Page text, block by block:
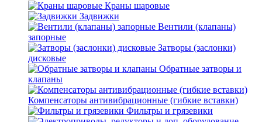
Краны шаровые
Задвижки
Вентили (клапаны)
запорные
Затворы (заслонки)
дисковые
Обратные затворы и
клапаны
Компенсаторы антивибрационные (гибкие вставки)
Фильтры и грязевики